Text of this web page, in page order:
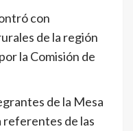
con
de la región
la Comisión de
de la Mesa
referentes de las